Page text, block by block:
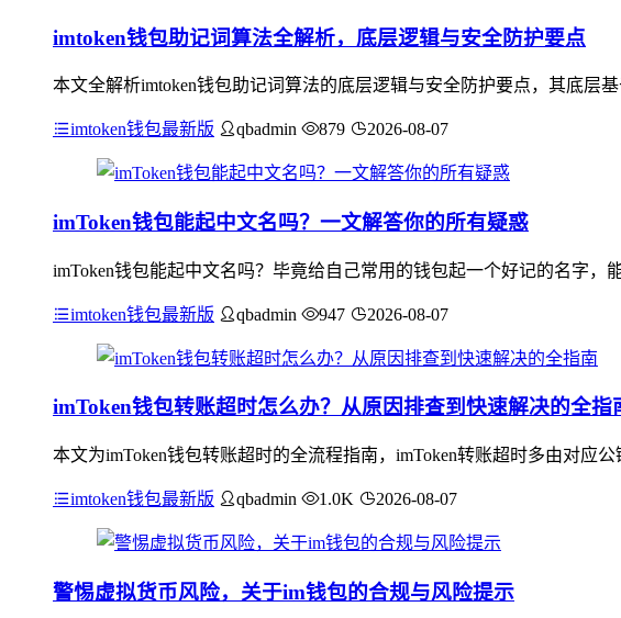
imtoken钱包助记词算法全解析，底层逻辑与安全防护要点
本文全解析imtoken钱包助记词算法的底层逻辑与安全防护要点，其底层
imtoken钱包最新版 qbadmin 879 2026-08-07
imToken钱包能起中文名吗？一文解答你的所有疑惑
imToken钱包能起中文名吗？毕竟给自己常用的钱包起一个好记的名字
imtoken钱包最新版 qbadmin 947 2026-08-07
imToken钱包转账超时怎么办？从原因排查到快速解决的全指
本文为imToken钱包转账超时的全流程指南，imToken转账超时多由对应
imtoken钱包最新版 qbadmin 1.0K 2026-08-07
警惕虚拟货币风险，关于im钱包的合规与风险提示